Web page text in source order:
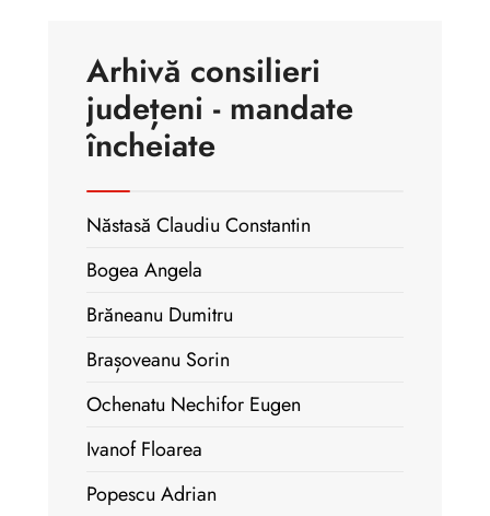
Arhivă consilieri
județeni - mandate
încheiate
Năstasă Claudiu Constantin
Bogea Angela
Brăneanu Dumitru
Brașoveanu Sorin
Ochenatu Nechifor Eugen
Ivanof Floarea
Popescu Adrian